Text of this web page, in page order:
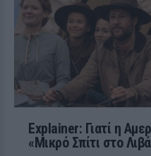
Explainer: Γιατί η
«Μικρό Σπίτι στο